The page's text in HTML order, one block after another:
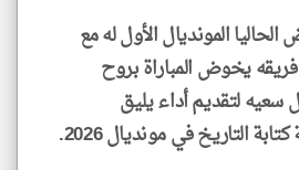
المونديال الأول له مع
يخوض المباراة بروح
لتقديم أداء ​يليق
التاريخ في مونديال 2026.